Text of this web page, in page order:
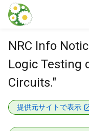
本文に飛ぶ
NRC Info
Logic Testing
Circuits."
提供元サイトで表示